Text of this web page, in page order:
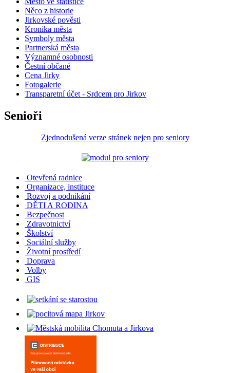
Něco z historie
Jirkovské pověsti
Kronika města
Symboly města
Partnerská města
Významné osobnosti
Čestní občané
Cena Jirky
Fotogalerie
Transparetní účet - Srdcem pro Jirkov
Senioři
Zjednodušená verze stránek nejen pro seniory
Otevřená radnice
Organizace, instituce
Rozvoj a podnikání
DĚTI A RODINA
Bezpečnost
Zdravotnictví
Školství
Sociální služby
Životní prostředí
Doprava
Volby
GIS